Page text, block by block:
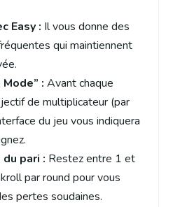
Easy : Il vous donne des
qui maintiennent
: Avant chaque
de multiplicateur (par
du jeu vous indiquera
pari : Restez entre 1 et
par round pour vous
pertes soudaines.